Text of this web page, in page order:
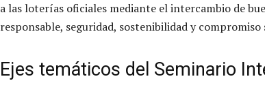
a las loterías oficiales mediante el intercambio de
responsable, seguridad, sostenibilidad y compromiso
Ejes temáticos del Seminario